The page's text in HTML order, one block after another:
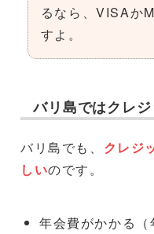
るなら、VISAか
すよ。
バリ島ではクレ
バリ島でも、 クレジ
しいのです。
年会費がかかる（